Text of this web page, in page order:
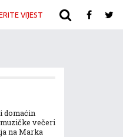
VIJEST ARHIVA
domaćin
večeri
na Marka